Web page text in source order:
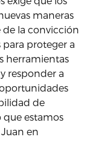
maneras
de la convicción
proteger a
herramientas
responder a
de
que estamos
en